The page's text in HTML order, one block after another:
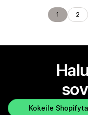
1 2
Kokeile